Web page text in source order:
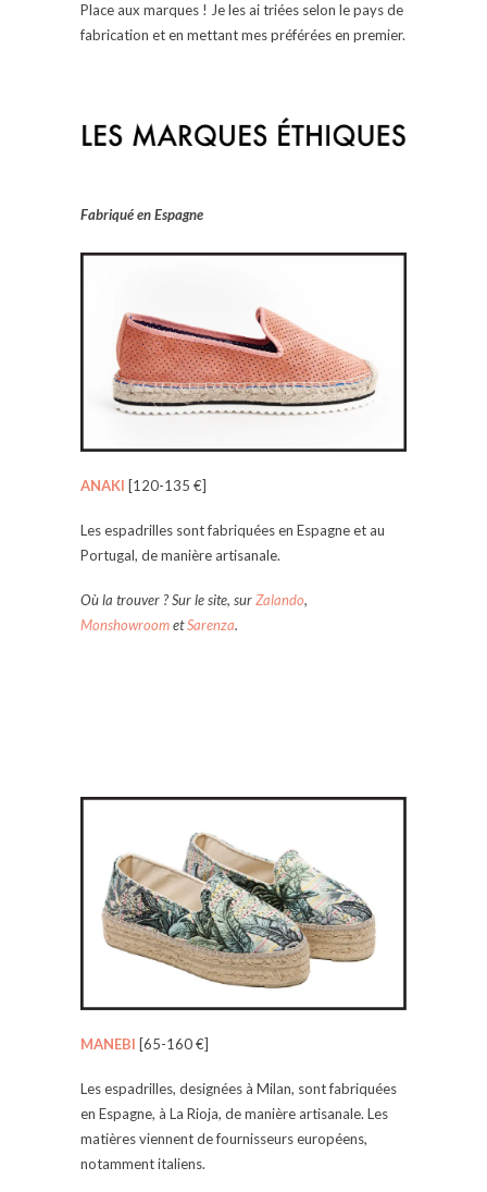
Place aux marques ! Je les ai triées selon le pays de
fabrication et en mettant mes préférées en premier.
Fabriqué en Espagne
ANAKI [120-135 €]
Les espadrilles sont fabriquées en Espagne et au
Portugal, de manière artisanale.
Où la trouver ? Sur le site, surZalando,
MonshowroometSarenza.
MANEBI [65-160 €]
Les espadrilles, designées à Milan, sont fabriquées
en Espagne, à La Rioja, de manière artisanale. Les
matières viennent de fournisseurs européens,
notamment italiens.